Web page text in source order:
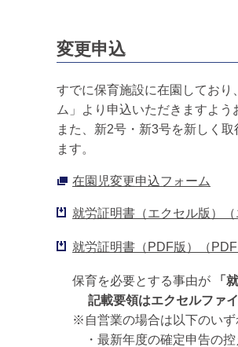
変更申込
すでに保育施設に在園してお
ム」より申込いただきますよう
また、新2号・新3号を新しく取
ます。
在園児変更申込フォーム
就労証明書（エクセル版）（
就労証明書（PDF版）（PDF
保育を必要とする事由が 「
記載要領はエクセルファ
※自営業の場合は以下のいず
・最新年度の確定申告の控